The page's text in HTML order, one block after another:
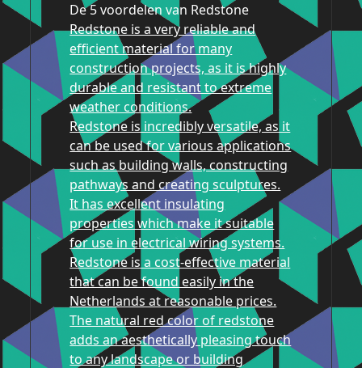
De 5 voordelen van Redstone
Redstone is a very reliable and
efficient material for many
construction projects, as it is highly
durable and resistant to extreme
weather conditions.
Redstone is incredibly versatile, as it
can be used for various applications
such as building walls, constructing
pathways and creating sculptures.
It has excellent insulating
properties which make it suitable
for use in electrical wiring systems.
Redstone is a cost-effective material
that can be found easily in the
Netherlands at reasonable prices.
The natural red color of redstone
adds an aesthetically pleasing touch
to any landscape or building